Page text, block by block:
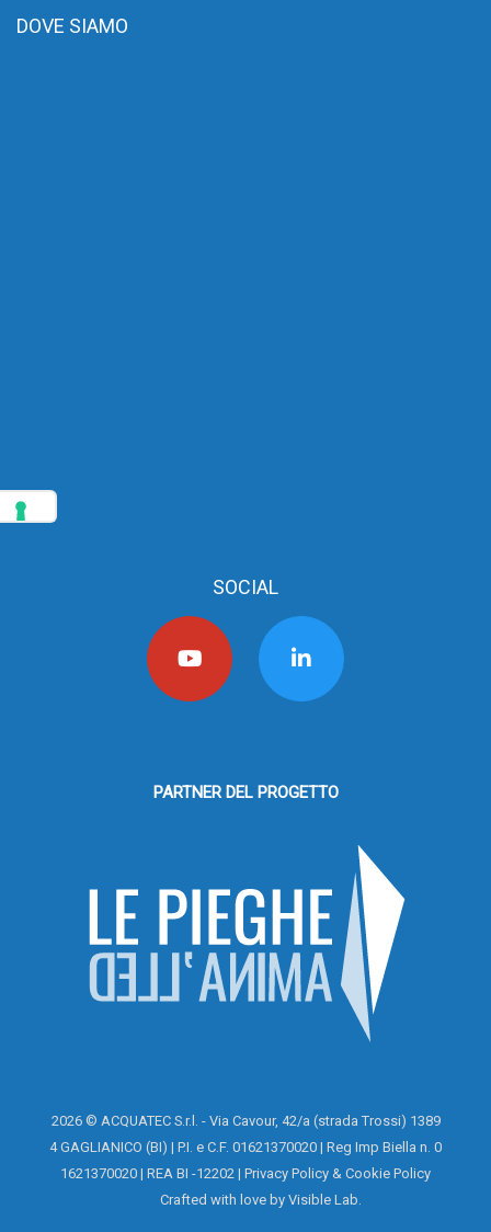
DOVE SIAMO
SOCIAL
PARTNER DEL PROGETTO
2026 © ACQUATEC S.r.l. - Via Cavour, 42/a (strada Trossi) 1389
4 GAGLIANICO (BI) | P.I. e C.F. 01621370020 | Reg Imp Biella n. 0
1621370020 | REA BI -12202 | Privacy Policy & Cookie Policy
Crafted with love by Visible Lab